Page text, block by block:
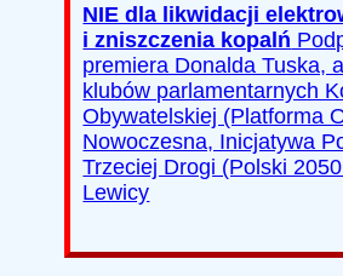
NIE dla likwidacji
i zniszczenia kopalń
premiera Donalda Tuska,
klubów parlamentarnych
Obywatelskiej (Platforma
Nowoczesna, Inicjatywa
Trzeciej Drogi (Polski
Lewicy